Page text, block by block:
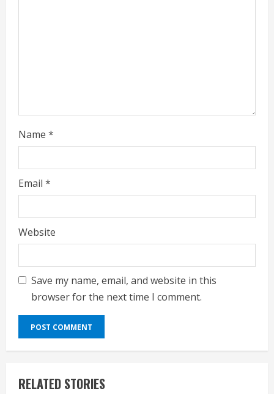
Name *
Email *
Website
Save my name, email, and website in this
browser for the next time I comment.
RELATED STORIES